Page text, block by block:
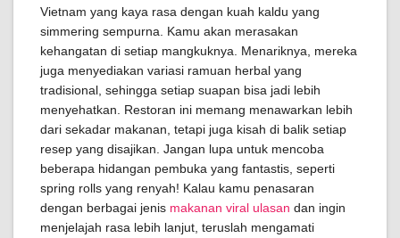
Vietnam yang kaya rasa dengan kuah kaldu yang
simmering sempurna. Kamu akan merasakan
kehangatan di setiap mangkuknya. Menariknya, mereka
juga menyediakan variasi ramuan herbal yang
tradisional, sehingga setiap suapan bisa jadi lebih
menyehatkan. Restoran ini memang menawarkan lebih
dari sekadar makanan, tetapi juga kisah di balik setiap
resep yang disajikan. Jangan lupa untuk mencoba
beberapa hidangan pembuka yang fantastis, seperti
spring rolls yang renyah! Kalau kamu penasaran
dengan berbagai jenis makanan viral ulasan dan ingin
menjelajah rasa lebih lanjut, teruslah mengamati